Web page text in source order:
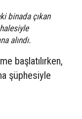
binada çıkan
alındı.
başlatılırken,
şüphesiyle